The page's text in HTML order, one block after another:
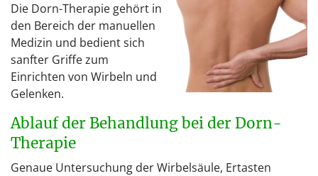
Die Dorn-Therapie gehört in
den Bereich der manuellen
Medizin und bedient sich
sanfter Griffe zum
Einrichten von Wirbeln und
Gelenken.
Ablauf der Behandlung bei der Dorn-
Therapie
Genaue Untersuchung der Wirbelsäule, Ertasten